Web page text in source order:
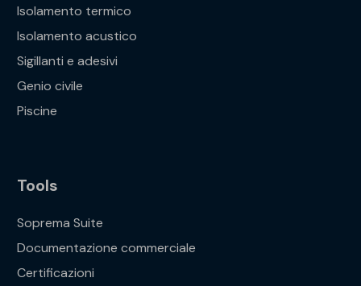
Isolamento termico
Isolamento acustico
Sigillanti e adesivi
Genio civile
Piscine
Tools
Soprema Suite
Documentazione commerciale
Certificazioni